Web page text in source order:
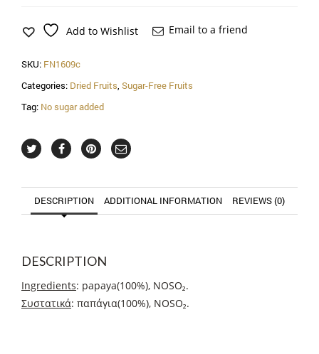
Add to Wishlist Email to a friend
SKU: FN1609c
Categories: Dried Fruits, Sugar-Free Fruits
Tag: No sugar added
DESCRIPTION ADDITIONAL INFORMATION REVIEWS (0)
DESCRIPTION
Ingredients: papaya(100%), NOSO₂.
Συστατικά: παπάγια(100%), NOSO₂.